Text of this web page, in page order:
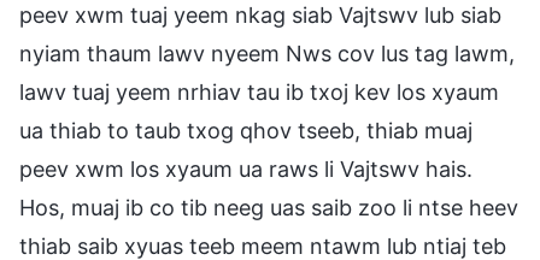
peev xwm tuaj yeem nkag siab Vajtswv lub siab
nyiam thaum lawv nyeem Nws cov lus tag lawm,
lawv tuaj yeem nrhiav tau ib txoj kev los xyaum
ua thiab to taub txog qhov tseeb, thiab muaj
peev xwm los xyaum ua raws li Vajtswv hais.
Hos, muaj ib co tib neeg uas saib zoo li ntse heev
thiab saib xyuas teeb meem ntawm lub ntiaj teb